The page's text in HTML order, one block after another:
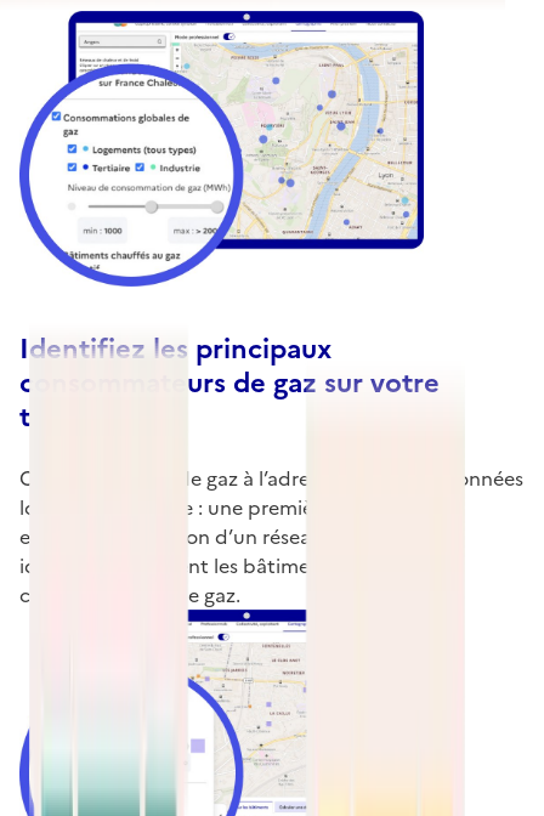
Identifiez les principaux
consommateurs de gaz sur votre
territoire
Consommations de gaz à l’adresse, issues des données
locales de l’énergie : une première donnée pour
envisager la création d’un réseau de chaleur et
identifier facilement les bâtiments gros
consommateurs de gaz.